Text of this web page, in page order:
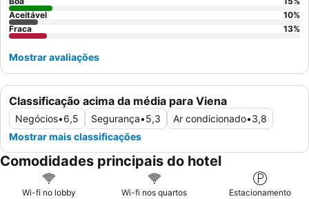
Classificação acima da média para Viena
Negócios•6,5 Segurança•5,3 Ar condicionado•3,8
Mostrar mais classificações
Aceitável
10%
Fraca
13%
Mostrar avaliações
Comodidades principais do hotel
Wi-fi no lobby Wi-fi nos quartos Estacionamento